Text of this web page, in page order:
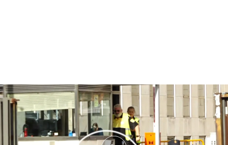
Begoña Gómez comparece por segunda vez ante el juez Juan Carlos
Peinado: "Me niego a declarar"